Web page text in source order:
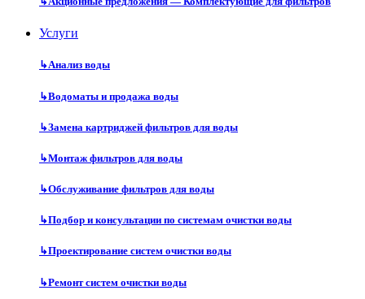
Услуги
↳Анализ воды
↳Водоматы и продажа воды
↳Замена картриджей фильтров для воды
↳Монтаж фильтров для воды
↳Обслуживание фильтров для воды
↳Подбор и консультации по системам очистки воды
↳Проектирование систем очистки воды
↳Ремонт систем очистки воды